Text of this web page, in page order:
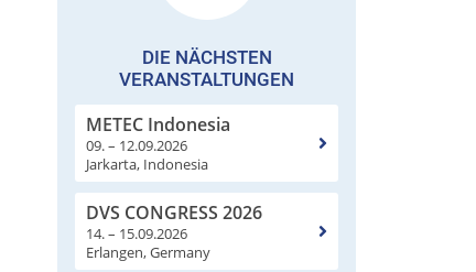
DIE NÄCHSTEN
VERANSTALTUNGEN
METEC Indonesia
09. – 12.09.2026
Jarkarta, Indonesia
DVS CONGRESS 2026
14. – 15.09.2026
Erlangen, Germany